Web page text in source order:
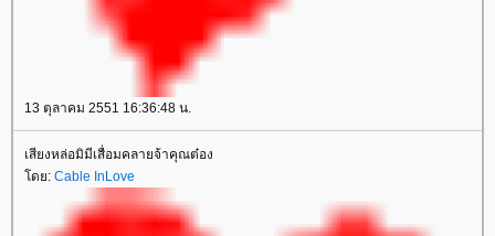
13 ตุลาคม 2551 16:36:48 น.
เสียงหล่อมิมีเสื่อมคลายจ้าคุณต๋อง
ดย: Cable InLove